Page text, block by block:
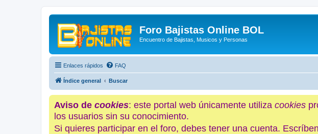
Foro Bajistas Online BOL
Encuentro de Bajistas, Musicos y Personas
Enlaces rápidos FAQ
Índice general Buscar
Aviso de cookies: este portal web únicamente utiliza cookies
los usuarios sin su conocimiento.
Si quieres participar en el foro, debes tener una cuenta.